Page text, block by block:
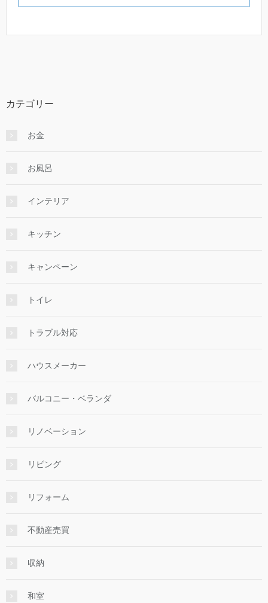
カテゴリー
お金
お風呂
インテリア
キッチン
キャンペーン
トイレ
トラブル対応
ハウスメーカー
バルコニー・ベランダ
リノベーション
リビング
リフォーム
不動産売買
収納
和室